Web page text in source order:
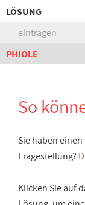
LÖSUNG
eintragen
PHIOLE
So
Sie haben
Fragestellung?
Klicken Sie auf